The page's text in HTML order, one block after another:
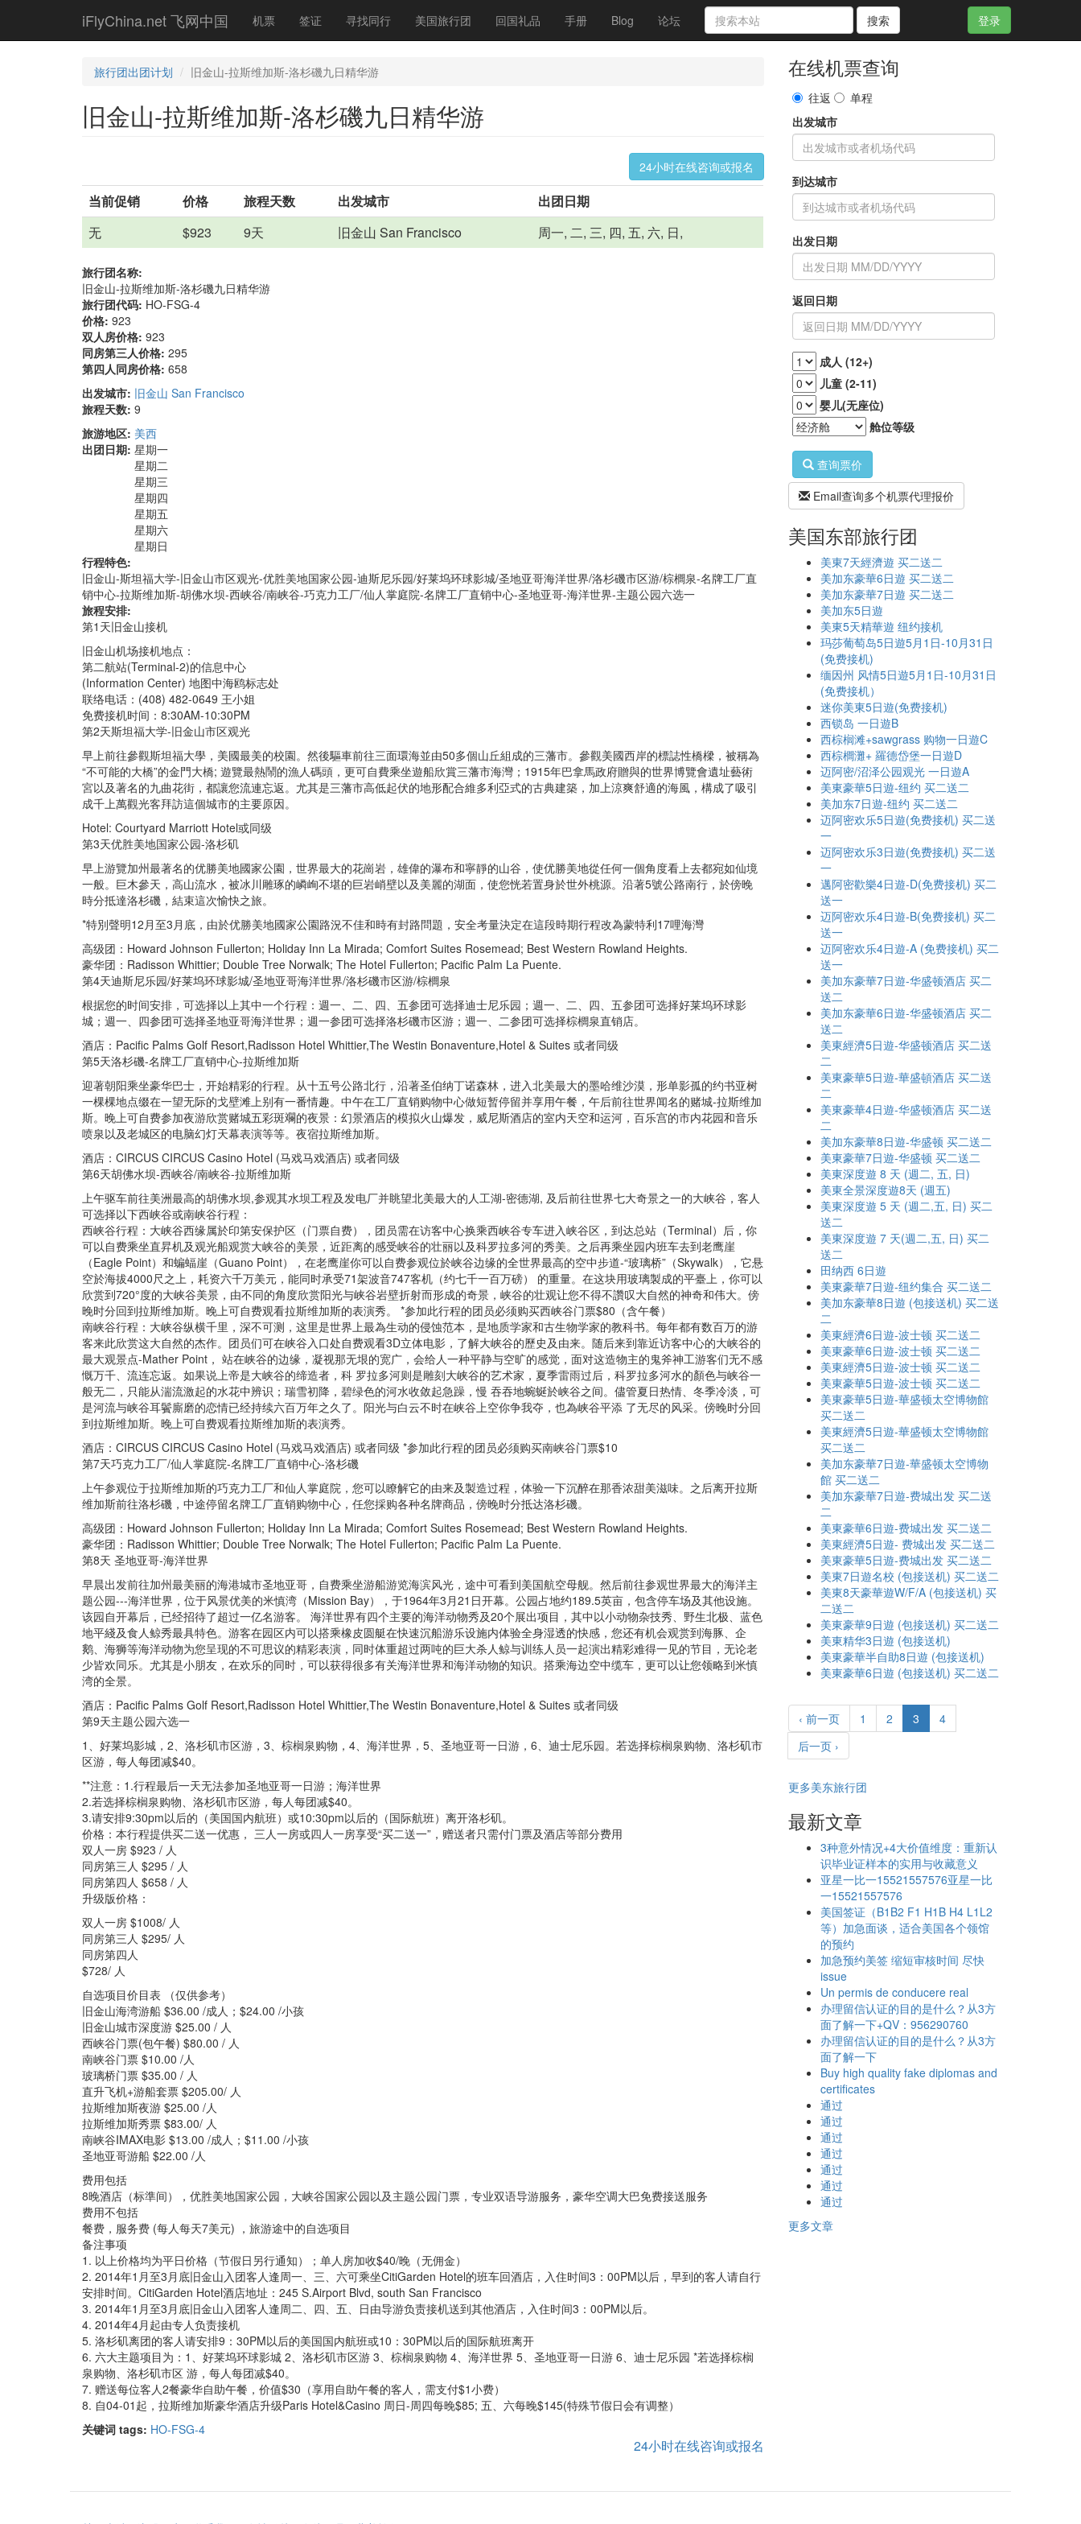
main
iFlyChina.net 飞网中国 机票 签证 寻找同行 美国旅行团 回国礼品 手册 Blog 论坛 搜索 登录
旅行团出团计划 旧金山-拉斯维加斯-洛杉磯九日精华游
旧金山-拉斯维加斯-洛杉磯九日精华游
24小时在线咨询或报名
当前促销 价格 旅程天数 出发城市
出团日期
无
$923 9天 旧金山 San Francisco 周一, 二, 三, 四, 五, 六, 日,
旅行团名称:
旧金山-拉斯维加斯-洛杉磯九日精华游
旅行团代码: HO-FSG-4
价格: 923
双人房价格: 923
同房第三人价格: 295
第四人同房价格: 658
出发城市: 旧金山 San Francisco
旅程天数: 9
旅游地区: 美西
出团日期: 星期一
星期二
星期三
星期四
星期五
星期六
星期日
行程特色:
旧金山-斯坦福大学-旧金山市区观光-优胜美地国家公园-迪斯尼乐园/好莱坞环球影城/圣地亚哥海洋世界/洛杉磯市区游/棕櫚泉-名牌工厂直
销中心-拉斯维加斯-胡佛水坝-西峡谷/南峡谷-巧克力工厂/仙人掌庭院-名牌工厂直销中心-圣地亚哥-海洋世界-主题公园六选一
旅程安排:
第1天旧金山接机
旧金山机场接机地点：
第二航站(Terminal-2)的信息中心
(Information Center) 地图中海鸥标志处
联络电话：(408) 482-0649 王小姐
免费接机时间：8:30AM-10:30PM
第2天斯坦福大学-旧金山市区观光
早上前往參觀斯坦福大學，美國最美的校園。然後驅車前往三面環海並由50多個山丘組成的三藩市。參觀美國西岸的標誌性橋樑，被稱為
“不可能的大橋”的金門大橋; 遊覽最熱鬧的漁人碼頭，更可自費乘坐遊船欣賞三藩市海灣；1915年巴拿馬政府贈與的世界博覽會遺址藝術
宮以及著名的九曲花街，都讓您流連忘返。尤其是三藩市高低起伏的地形配合維多利亞式的古典建築，加上涼爽舒適的海風，構成了吸引
成千上萬觀光客拜訪這個城市的主要原因。
Hotel: Courtyard Marriott Hotel或同级
第3天优胜美地国家公园-洛杉矶
早上游覽加州最著名的优勝美地國家公園，世界最大的花崗岩，雄偉的瀑布和寧靜的山谷，使优勝美地從任何一個角度看上去都宛如仙境
一般。巨木參天，高山流水，被冰川雕琢的嶙峋不堪的巨岩峭壁以及美麗的湖面，使您恍若置身於世外桃源。沿著5號公路南行，於傍晚
時分抵達洛杉磯，結束這次愉快之旅。
*特別聲明12月至3月底，由於优勝美地國家公園路況不佳和時有封路問題，安全考量決定在這段時期行程改為蒙特利17哩海灣
高级团：Howard Johnson Fullerton; Holiday Inn La Mirada; Comfort Suites Rosemead; Best Western Rowland Heights.
豪华团：Radisson Whittier; Double Tree Norwalk; The Hotel Fullerton; Pacific Palm La Puente.
第4天迪斯尼乐园/好莱坞环球影城/圣地亚哥海洋世界/洛杉磯市区游/棕櫚泉
根据您的时间安排，可选择以上其中一个行程：週一、二、四、五参团可选择迪士尼乐园；週一、二、四、五参团可选择好莱坞环球影
城；週一、四参团可选择圣地亚哥海洋世界；週一参团可选择洛杉磯市区游；週一、二参团可选择棕櫚泉直销店。
酒店：Pacific Palms Golf Resort,Radisson Hotel Whittier,The Westin Bonaventure,Hotel & Suites 或者同级
第5天洛杉磯-名牌工厂直销中心-拉斯维加斯
迎著朝阳乘坐豪华巴士，开始精彩的行程。从十五号公路北行，沿著圣伯纳丁诺森林，进入北美最大的墨哈维沙漠，形单影孤的约书亚树
一棵棵地点缀在一望无际的戈壁滩上别有一番情趣。中午在工厂直销购物中心做短暂停留并享用午餐，午后前往世界闻名的赌城-拉斯维加
斯。晚上可自费参加夜游欣赏赌城五彩斑斕的夜景：幻景酒店的模拟火山爆发，威尼斯酒店的室内天空和运河，百乐宫的市内花园和音乐
喷泉以及老城区的电脑幻灯天幕表演等等。夜宿拉斯维加斯。
酒店：CIRCUS CIRCUS Casino Hotel (马戏马戏酒店) 或者同级
第6天胡佛水坝-西峡谷/南峡谷-拉斯维加斯
上午驱车前往美洲最高的胡佛水坝,参观其水坝工程及发电厂并眺望北美最大的人工湖-密德湖, 及后前往世界七大奇景之一的大峡谷，客人
可选择以下西峡谷或南峡谷行程：
西峡谷行程：大峡谷西缘属於印第安保护区（门票自费），团员需在访客中心换乘西峡谷专车进入峡谷区，到达总站（Terminal）后，你
可以自费乘坐直昇机及观光船观赏大峡谷的美景，近距离的感受峡谷的壮丽以及科罗拉多河的秀美。之后再乘坐园内班车去到老鹰崖
（Eagle Point）和蝙蝠崖（Guano Point），在老鹰崖你可以自费参观位於峡谷边缘的全世界最高的空中步道-“玻璃桥”（Skywalk），它悬
空於海拔4000尺之上，耗资六千万美元，能同时承受71架波音747客机（约七千一百万磅） 的重量。在这块用玻璃製成的平臺上，你可以
欣赏到720°度的大峡谷美景，由不同的角度欣赏阳光与峡谷岩壁折射而形成的奇景，峡谷的壮观让您不得不讚叹大自然的神奇和伟大。傍
晚时分回到拉斯维加斯。晚上可自费观看拉斯维加斯的表演秀。 *参加此行程的团员必须购买西峡谷门票$80（含午餐）
南峡谷行程：大峡谷纵横千里，深不可测，这里是世界上最為生动的侵蚀范本，是地质学家和古生物学家的教科书。每年都有数百万的游
客来此欣赏这大自然的杰作。团员们可在峡谷入口处自费观看3D立体电影，了解大峡谷的歷史及由来。随后来到靠近访客中心的大峡谷的
最大观景点-Mather Point， 站在峡谷的边缘，凝视那无垠的宽广，会给人一种平静与空旷的感觉，面对这造物主的鬼斧神工游客们无不感
慨万千、流连忘返。如果说上帝是大峡谷的缔造者，科 罗拉多河则是雕刻大峡谷的艺术家，夏季雷雨过后，科罗拉多河水的顏色与峡谷一
般无二，只能从湍流激起的水花中辨识；瑞雪初降，碧绿色的河水收敛起急躁，慢 吞吞地蜿蜒於峡谷之间。儘管夏日热情、冬季冷淡，可
是河流与峡谷耳鬢廝磨的恋情已经持续六百万年之久了。阳光与白云不时在峡谷上空你争我夺，也為峡谷平添 了无尽的风采。傍晚时分回
到拉斯维加斯。晚上可自费观看拉斯维加斯的表演秀。
酒店：CIRCUS CIRCUS Casino Hotel (马戏马戏酒店) 或者同级 *参加此行程的团员必须购买南峡谷门票$10
第7天巧克力工厂/仙人掌庭院-名牌工厂直销中心-洛杉磯
上午参观位于拉斯维加斯的巧克力工厂和仙人掌庭院，您可以瞭解它的由来及製造过程，体验一下沉醉在那香浓甜美滋味。之后离开拉斯
维加斯前往洛杉磯，中途停留名牌工厂直销购物中心，任您採购各种名牌商品，傍晚时分抵达洛杉磯。
高级团：Howard Johnson Fullerton; Holiday Inn La Mirada; Comfort Suites Rosemead; Best Western Rowland Heights.
豪华团：Radisson Whittier; Double Tree Norwalk; The Hotel Fullerton; Pacific Palm La Puente.
第8天 圣地亚哥-海洋世界
早晨出发前往加州最美丽的海港城市圣地亚哥，自费乘坐游船游览海滨风光，途中可看到美国航空母舰。然后前往参观世界最大的海洋主
题公园---海洋世界，位于风景优美的米慎湾（Mission Bay），于1964年3月21日开幕。公园占地约189.5英亩，包含停车场及其他设施。
该园自开幕后，已经招待了超过一亿名游客。 海洋世界有四个主要的海洋动物秀及20个展出项目，其中以小动物杂技秀、野生北极、蓝色
地平綫及食人鲸秀最具特色。游客在园区内可以搭乘橡皮圆艇在快速沉船游乐设施内体验全身湿透的快感，您还有机会观赏到海豚、企
鹅、海狮等海洋动物为您呈现的不可思议的精彩表演，同时体重超过两吨的巨大杀人鲸与训练人员一起演出精彩难得一见的节目，无论老
少皆欢同乐。尤其是小朋友，在欢乐的同时，可以获得很多有关海洋世界和海洋动物的知识。搭乘海边空中缆车，更可以让您领略到米慎
湾的全景。
酒店：Pacific Palms Golf Resort,Radisson Hotel Whittier,The Westin Bonaventure,Hotel & Suites 或者同级
第9天主题公园六选一
1、好莱坞影城，2、洛杉矶市区游，3、棕榈泉购物，4、海洋世界，5、圣地亚哥一日游，6、迪士尼乐园。若选择棕榈泉购物、洛杉矶市
区游，每人每团减$40。
**注意：1.行程最后一天无法参加圣地亚哥一日游；海洋世界
2.若选择棕榈泉购物、洛杉矶市区游，每人每团减$40。
3.请安排9:30pm以后的（美国国内航班）或10:30pm以后的（国际航班）离开洛杉矶。
价格：本行程提供买二送一优惠， 三人一房或四人一房享受“买二送一”，赠送者只需付门票及酒店等部分费用
双人一房 $923 / 人
同房第三人 $295 / 人
同房第四人 $658 / 人
升级版价格：
双人一房 $1008/ 人
同房第三人 $295/ 人
同房第四人
$728/ 人
自选项目价目表 （仅供参考）
旧金山海湾游船 $36.00 /成人；$24.00 /小孩
旧金山城市深度游 $25.00 / 人
西峡谷门票(包午餐) $80.00 / 人
南峡谷门票 $10.00 /人
玻璃桥门票 $35.00 / 人
直升飞机+游船套票 $205.00/ 人
拉斯维加斯夜游 $25.00 /人
拉斯维加斯秀票 $83.00/ 人
南峡谷IMAX电影 $13.00 /成人；$11.00 /小孩
圣地亚哥游船 $22.00 /人
费用包括
8晚酒店（标準间），优胜美地国家公园，大峡谷国家公园以及主题公园门票，专业双语导游服务，豪华空调大巴免费接送服务
费用不包括
餐费，服务费 (每人每天7美元) ，旅游途中的自选项目
备注事项
1. 以上价格均为平日价格（节假日另行通知）；单人房加收$40/晚（无佣金）
2. 2014年1月至3月底旧金山入团客人逢周一、三、六可乘坐CitiGarden Hotel的班车回酒店，入住时间3：00PM以后，早到的客人请自行
安排时间。CitiGarden Hotel酒店地址：245 S.Airport Blvd, south San Francisco
3. 2014年1月至3月底旧金山入团客人逢周二、四、五、日由导游负责接机送到其他酒店，入住时间3：00PM以后。
4. 2014年4月起由专人负责接机
5. 洛杉矶离团的客人请安排9：30PM以后的美国国内航班或10：30PM以后的国际航班离开
6. 六大主题项目为：1、好莱坞环球影城 2、洛杉矶市区游 3、棕榈泉购物 4、海洋世界 5、圣地亚哥一日游 6、迪士尼乐园 *若选择棕榈
泉购物、洛杉矶市区 游，每人每团减$40。
7. 赠送每位客人2餐豪华自助午餐，价值$30（享用自助午餐的客人，需支付$1小费）
8. 自04-01起，拉斯维加斯豪华酒店升级Paris Hotel&Casino 周日-周四每晚$85; 五、六每晚$145(特殊节假日会有调整）
关键词 tags: HO-FSG-4
24小时在线咨询或报名
在线机票查询
往返
单程
出发城市
到达城市
出发日期
返回日期
成人 (12+)
儿童 (2-11)
婴儿(无座位)
舱位等级
查询票价
Email查询多个机票代理报价
美国东部旅行团
美東7天經濟遊 买二送二
美加东豪華6日遊 买二送二
美加东豪華7日遊 买二送二
美加东5日遊
美東5天精華遊 纽约接机
玛莎葡萄岛5日遊5月1日-10月31日
(免费接机)
缅因州 风情5日遊5月1日-10月31日
(免费接机）
迷你美東5日遊(免费接机)
西锁岛 一日遊B
西棕榈滩+sawgrass 购物一日遊C
西棕櫚灘+ 羅德岱堡一日遊D
迈阿密/沼泽公园观光 一日遊A
美東豪華5日遊-纽约 买二送二
美加东7日遊-纽约 买二送二
迈阿密欢乐5日遊(免费接机) 买二送
一
迈阿密欢乐3日遊(免费接机) 买二送
一
邁阿密歡樂4日遊-D(免费接机) 买二
送一
迈阿密欢乐4日遊-B(免费接机) 买二
送一
迈阿密欢乐4日遊-A (免费接机) 买二
送一
美加东豪華7日遊-华盛顿酒店 买二
送二
美加东豪華6日遊-华盛顿酒店 买二
送二
美東經濟5日遊-华盛顿酒店 买二送
二
美東豪華5日遊-華盛頓酒店 买二送
二
美東豪華4日遊-华盛顿酒店 买二送
二
美加东豪華8日遊-华盛顿 买二送二
美東豪華7日遊-华盛顿 买二送二
美東深度遊 8 天 (週二, 五, 日)
美東全景深度遊8天 (週五)
美東深度遊 5 天 (週二,五, 日) 买二
送二
美東深度遊 7 天(週二,五, 日) 买二
送二
田纳西 6日遊
美東豪華7日遊-纽约集合 买二送二
美加东豪華8日遊 (包接送机) 买二送
二
美東經濟6日遊-波士顿 买二送二
美東豪華6日遊-波士顿 买二送二
美東經濟5日遊-波士顿 买二送二
美東豪華5日遊-波士顿 买二送二
美東豪華5日遊-華盛顿太空博物館
买二送二
美東經濟5日遊-華盛顿太空博物館
买二送二
美加东豪華7日遊-華盛顿太空博物
館 买二送二
美加东豪華7日遊-费城出发 买二送
二
美東豪華6日遊-费城出发 买二送二
美東經濟5日遊- 费城出发 买二送二
美東豪華5日遊-费城出发 买二送二
美東7日遊名校 (包接送机) 买二送二
美東8天豪華遊W/F/A (包接送机) 买
二送二
美東豪華9日遊 (包接送机) 买二送二
美東精华3日遊 (包接送机)
美東豪華半自助8日遊 (包接送机)
美東豪華6日遊 (包接送机) 买二送二
‹ 前一页 1 2 3
4
后一页 ›
更多美东旅行团
最新文章
3种意外情况+4大价值维度：重新认
识毕业证样本的实用与收藏意义
亚星一比一15521557576亚星一比
一15521557576
美国签证（B1B2 F1 H1B H4 L1L2
等）加急面谈，适合美国各个领馆
的预约
加急预约美签 缩短审核时间 尽快
issue
Un permis de conducere real
办理留信认证的目的是什么？从3方
面了解一下+QV：956290760
办理留信认证的目的是什么？从3方
面了解一下
Buy high quality fake diplomas and
certificates
通过
通过
通过
通过
通过
通过
通过
更多文章